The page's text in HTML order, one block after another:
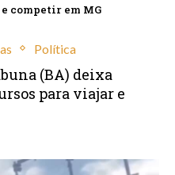
competir em MG
Política
(BA) deixa
para viajar e